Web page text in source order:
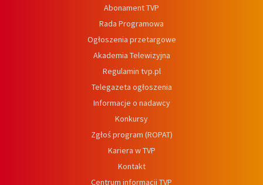
Abonament TVP
Rada Programowa
Ogłoszenia przetargowe
Akademia Telewizyjna
Regulamin tvp.pl
Telegazeta ogłoszenia
Informacje o nadawcy
Konkursy
Zgłoś program (ROPAT)
Kariera w TVP
Kontakt
Centrum informacji TVP